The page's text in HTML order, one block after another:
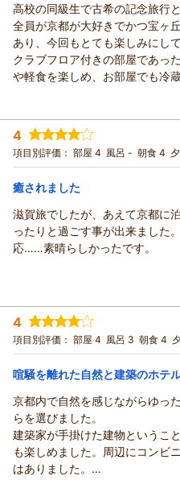
高校の同級生で古希の記念旅行
全員が京都が大好きでかつ宝ヶ
あり、今回もとても楽しみにして
クラブフロア付きの部屋であっ
や軽食を楽しめ、お部屋でも冷
ルカムサービスのスパークリン
接客態度も申し分なく、全員が
いと言い、その為には元気でい
本当に有難うございました。
宿泊時期： 2026年08月宿泊 (友達旅
投稿者： ゆうこさん
宿泊プラン： 【じゃらんスペシャル
ートステイ～（ラウンジ朝食付き）
宿泊価格帯： 14,001～15,000円(大人
4
項目別評価： 部屋 4 風呂 - 朝食 4
癒されました
滋賀旅でしたが、あえて京都に
ったりと過ごす事が出来ました
応……素晴らしかったです。
投稿者： CHUさん(女性/70代)
宿泊プラン： 【じゃらんスペシャル
特別ステイ～（朝食付き）
ツイン
宿泊価格帯： 15,001～16,000円(大人
4
項目別評価： 部屋 4 風呂 3 朝食 4
喧騒を離れた自然と建築のホテ
京都内で自然を感じながらゆっ
らを選びました。
建築家が手掛けた建物というこ
も楽しめました。周辺にコンビ
はありました。
38度を超える猛暑日に訪れてし